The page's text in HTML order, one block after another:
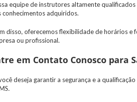
equipe de instrutores altamente
conhecimentos adquiridos.
disso, oferecemos flexibilidade de horários
ou profissional.
em Contato Conosco para
deseja garantir a segurança e a